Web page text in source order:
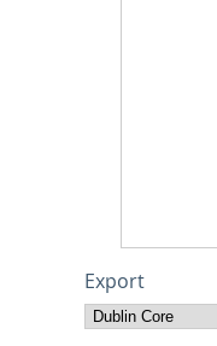
Export